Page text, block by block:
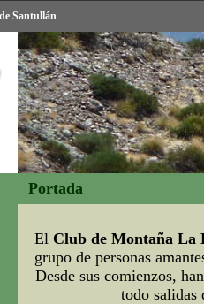
Santullán
Portada
El Club de Montaña La
grupo de personas
Desde sus comienzos,
todo salidas